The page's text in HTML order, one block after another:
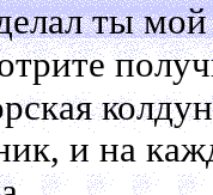
ты
и на